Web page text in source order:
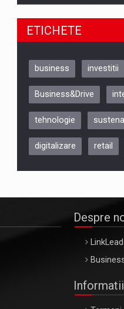
Be
ETICHETE
business investitii
Business&Drive
tehnologie
digitalizare retail
Despre
Informatii